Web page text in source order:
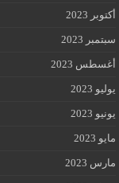
أكتوبر 2023
سبتمبر 2023
أغسطس 2023
يوليو 2023
يونيو 2023
مايو 2023
مارس 2023